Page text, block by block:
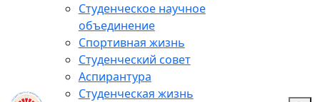
Студенческое научное
объединение
Спортивная жизнь
Студенческий совет
Аспирантура
Студенческая жизнь